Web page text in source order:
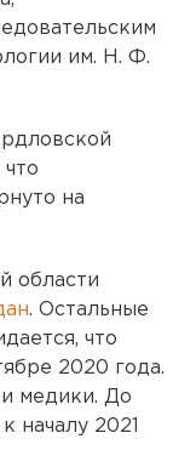
им. Н. Ф.
на
области
. Остальные
что
2020 года.
и медики. До
началу 2021